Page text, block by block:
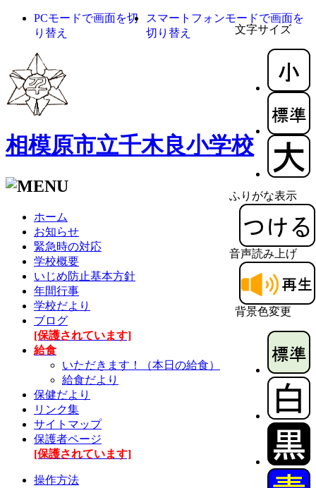
文字サイズ
ふりがな表示
音声読み上げ
背景色変更
PCモードで画面を切
り替え
スマートフォンモードで画面を
切り替え
相模原市立千木良小学校
ホーム
お知らせ
緊急時の対応
学校概要
いじめ防止基本方針
年間行事
学校だより
ブログ
[保護されています]
給食
いただきます！（本日の給食）
給食だより
保健だより
リンク集
サイトマップ
保護者ページ
[保護されています]
操作方法